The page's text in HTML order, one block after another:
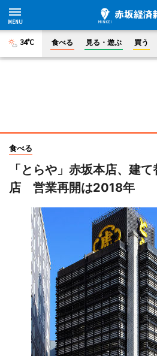
34°C 食べる 見る・遊ぶ 買う
食べる
「とらや」赤坂本店、建
店 営業再開は2018年